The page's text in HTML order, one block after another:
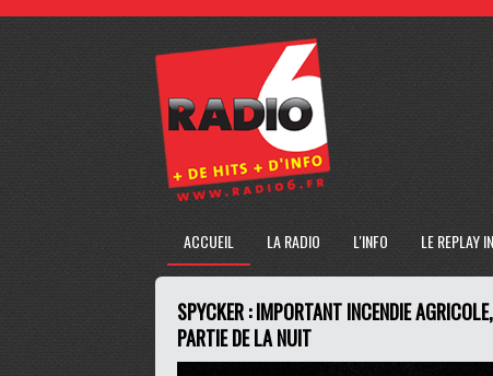
ACCUEIL LA RADIO L'INFO LE REPLAY
SPYCKER : IMPORTANT INCENDIE
PARTIE DE LA NUIT